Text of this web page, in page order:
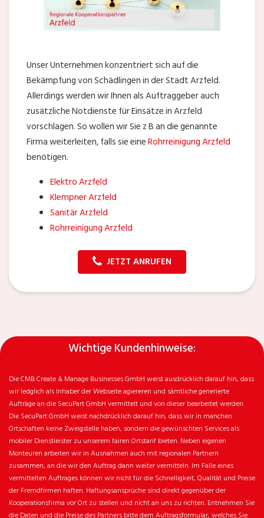
Unser Unternehmen konzentriert sich auf die
Bekämpfung von Schädlingen in der Stadt Arzfeld.
Allerdings werden wir Ihnen als Auftraggeber auch
zusätzliche Notdienste für Einsätze in Arzfeld
vorschlagen. So wollen wir Sie z B an die genannte
Firma weiterleiten, falls sie eineRohrreinigung Arzfeld
benötigen.
Elektro Arzfeld
Klempner Arzfeld
Sanitär Arzfeld
Rohrreinigung Arzfeld
JETZT ANRUFEN
Wichtige Kundenhinweise:
Die CMB Create & Manage Businesses GmbH weist ausdrücklich darauf hin, dass
wir ledglich als Inhaber der Webseite agiereren und sämtliche generierte
Aufträge an die SecuPart GmbH vermittelt und von dieser bearbeitet werden.
Die SecuPart GmbH weist nachdrücklich darauf hin, dass wir in manchen
Ortschaften keine Zweigstelle haben, sondern die gewünschten Services als
mobiler Dienstleister zu unserem fairen Ortstarif bieten. Neben eigenen
Monteuren arbeiten wir in Ausnahmen auch mit regionalen Partnern
zusammen, an die wir den Auftrag dann weiter vermitteln. Im Falle eines
vermittelten Auftrages können wir nicht für die Schnelligkeit, Qualität und Preise
der Fremdfirmen haften. Haftungsansprüche sind direkt gegenüber der
Kooperationsfirma vor Ort zu stellen und nicht an uns zu richten. Entnehmen Sie
die Daten und die Preise des Partners bitte dem Auftragsformular, welches Sie